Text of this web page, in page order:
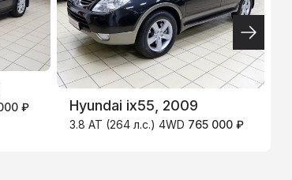
₽ Hyundai ix55, 2009
3.8 AT (264 л.с.) 4WD 765 000 ₽
4.9%